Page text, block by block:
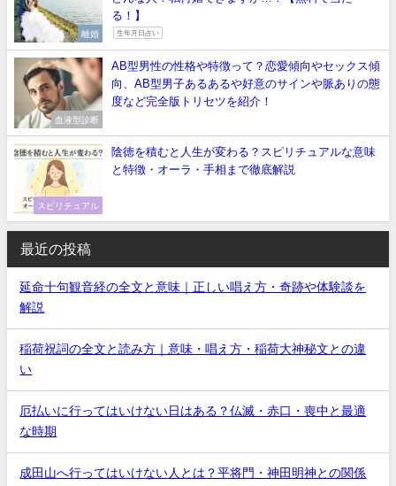
離婚
る！】
生年月日占い
血液型診断
AB型男性の性格や特徴って？恋愛傾向やセックス傾
向、AB型男子あるあるや好意のサインや脈ありの態
度など完全版トリセツを紹介！
スピリチュアル
陰徳を積むと人生が変わる？スピリチュアルな意味
と特徴・オーラ・手相まで徹底解説
最近の投稿
延命十句観音経の全文と意味｜正しい唱え方・奇跡や体験談を
解説
稲荷祝詞の全文と読み方｜意味・唱え方・稲荷大神秘文との違
い
厄払いに行ってはいけない日はある？仏滅・赤口・喪中と最適
な時期
成田山へ行ってはいけない人とは？平将門・神田明神との関係